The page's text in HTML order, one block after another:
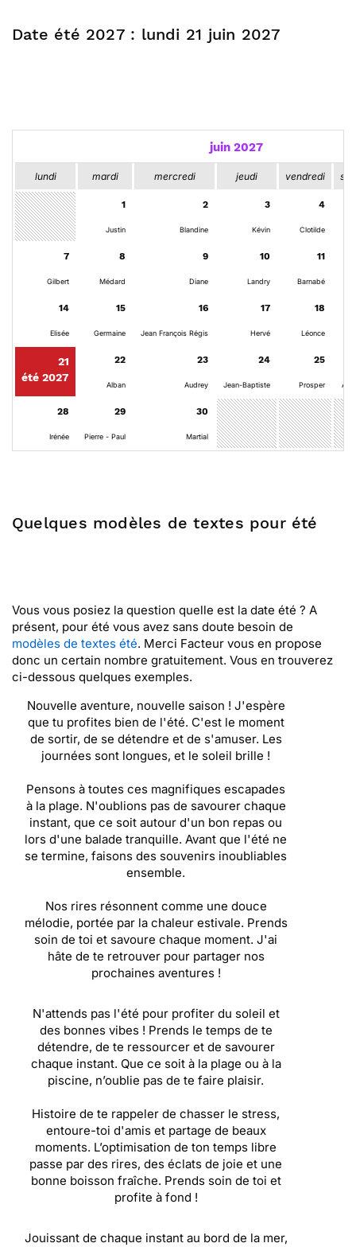
Date été 2027 : lundi 21 juin 2027
juin 2027
lundi mardi mercredi jeudi vendredi
1
Justin
2
Blandine
3
Kévin
4
Clotilde
7
Gilbert
8
Médard
9
Diane
10
Landry
11
Barnabé
14
Elisée
15
Germaine
16
Jean François Régis
17
Hervé
18
Léonce
21
été 2027
22
Alban
23
Audrey
24
Jean-Baptiste
25
Prosper
28
Irénée
29
Pierre - Paul
30
Martial
Quelques modèles de textes pour été
Vous vous posiez la question quelle est la date été ? A
présent, pour été vous avez sans doute besoin de
modèles de textes été. Merci Facteur vous en propose
donc un certain nombre gratuitement. Vous en trouverez
ci-dessous quelques exemples.
Nouvelle aventure, nouvelle saison ! J'espère
que tu profites bien de l'été. C'est le moment
de sortir, de se détendre et de s'amuser. Les
journées sont longues, et le soleil brille !
Pensons à toutes ces magnifiques escapades
à la plage. N'oublions pas de savourer chaque
instant, que ce soit autour d'un bon repas ou
lors d'une balade tranquille. Avant que l'été ne
se termine, faisons des souvenirs inoubliables
ensemble.
Nos rires résonnent comme une douce
mélodie, portée par la chaleur estivale. Prends
soin de toi et savoure chaque moment. J'ai
hâte de te retrouver pour partager nos
prochaines aventures !
N'attends pas l'été pour profiter du soleil et
des bonnes vibes ! Prends le temps de te
détendre, de te ressourcer et de savourer
chaque instant. Que ce soit à la plage ou à la
piscine, n’oublie pas de te faire plaisir.
Histoire de te rappeler de chasser le stress,
entoure-toi d'amis et partage de beaux
moments. L’optimisation de ton temps libre
passe par des rires, des éclats de joie et une
bonne boisson fraîche. Prends soin de toi et
profite à fond !
Jouissant de chaque instant au bord de la mer,